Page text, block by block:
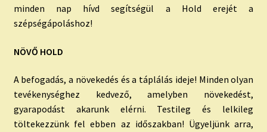
minden nap hívd segítségül a Hold erejét a
szépségápoláshoz!
NÖVŐ HOLD
A befogadás, a növekedés és a táplálás ideje! Minden olyan
tevékenységhez kedvező, amelyben növekedést,
gyarapodást akarunk elérni. Testileg és lelkileg
töltekezzünk fel ebben az időszakban! Ügyeljünk arra,